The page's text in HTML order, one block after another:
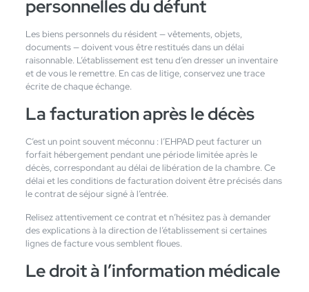
personnelles du défunt
Les biens personnels du résident — vêtements, objets,
documents — doivent vous être restitués dans un délai
raisonnable. L’établissement est tenu d’en dresser un inventaire
et de vous le remettre. En cas de litige, conservez une trace
écrite de chaque échange.
La facturation après le décès
C’est un point souvent méconnu : l’EHPAD peut facturer un
forfait hébergement pendant une période limitée après le
décès, correspondant au délai de libération de la chambre. Ce
délai et les conditions de facturation doivent être précisés dans
le contrat de séjour signé à l’entrée.
Relisez attentivement ce contrat et n’hésitez pas à demander
des explications à la direction de l’établissement si certaines
lignes de facture vous semblent floues.
Le droit à l’information médicale